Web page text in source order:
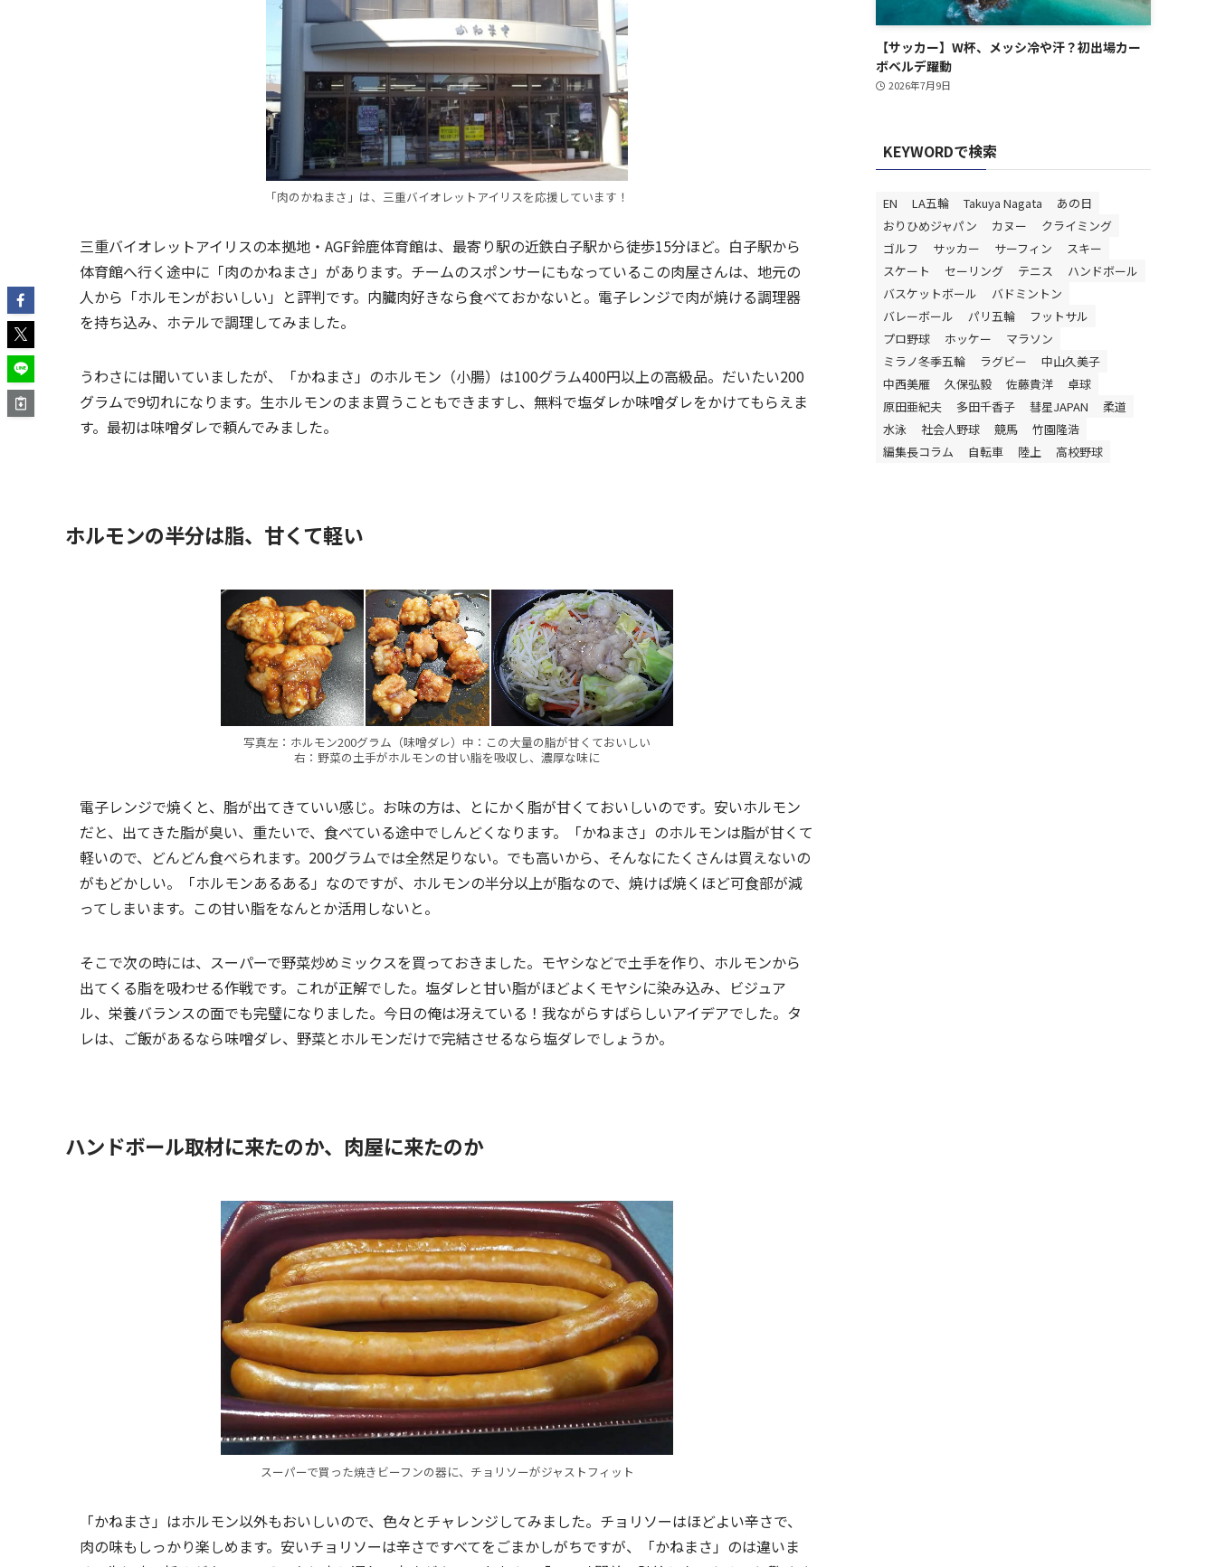
「肉のかねまさ」は、三重バイオレットアイリスを応援しています！
三重バイオレットアイリスの本拠地・AGF鈴鹿体育館は、最寄り駅の近鉄白子駅から徒歩15分ほど。白子駅から
体育館へ行く途中に「肉のかねまさ」があります。チームのスポンサーにもなっているこの肉屋さんは、地元の
人から「ホルモンがおいしい」と評判です。内臓肉好きなら食べておかないと。電子レンジで肉が焼ける調理器
を持ち込み、ホテルで調理してみました。
うわさには聞いていましたが、「かねまさ」のホルモン（小腸）は100グラム400円以上の高級品。だいたい200
グラムで9切れになります。生ホルモンのまま買うこともできますし、無料で塩ダレか味噌ダレをかけてもらえま
す。最初は味噌ダレで頼んでみました。
ホルモンの半分は脂、甘くて軽い
写真左：ホルモン200グラム（味噌ダレ）中：この大量の脂が甘くておいしい
右：野菜の土手がホルモンの甘い脂を吸収し、濃厚な味に
電子レンジで焼くと、脂が出てきていい感じ。お味の方は、とにかく脂が甘くておいしいのです。安いホルモン
だと、出てきた脂が臭い、重たいで、食べている途中でしんどくなります。「かねまさ」のホルモンは脂が甘くて
軽いので、どんどん食べられます。200グラムでは全然足りない。でも高いから、そんなにたくさんは買えないの
がもどかしい。「ホルモンあるある」なのですが、ホルモンの半分以上が脂なので、焼けば焼くほど可食部が減
ってしまいます。この甘い脂をなんとか活用しないと。
そこで次の時には、スーパーで野菜炒めミックスを買っておきました。モヤシなどで土手を作り、ホルモンから
出てくる脂を吸わせる作戦です。これが正解でした。塩ダレと甘い脂がほどよくモヤシに染み込み、ビジュア
ル、栄養バランスの面でも完璧になりました。今日の俺は冴えている！我ながらすばらしいアイデアでした。タ
レは、ご飯があるなら味噌ダレ、野菜とホルモンだけで完結させるなら塩ダレでしょうか。
ハンドボール取材に来たのか、肉屋に来たのか
スーパーで買った焼きビーフンの器に、チョリソーがジャストフィット
「かねまさ」はホルモン以外もおいしいので、色々とチャレンジしてみました。チョリソーはほどよい辛さで、
肉の味もしっかり楽しめます。安いチョリソーは辛さですべてをごまかしがちですが、「かねまさ」のは違いま
【サッカー】W杯、メッシ冷や汗？初出場カー
ボベルデ躍動
2026年7月9日
KEYWORDで検索
EN LA五輪 Takuya Nagata
あの日
おりひめジャパン
カヌー
クライミング
ゴルフ
サッカー サーフィン
スキー
スケート
セーリング テニス
ハンドボール
バスケットボール
バドミントン
バレーボール
パリ五輪
フットサル
プロ野球
ホッケー
マラソン
ミラノ冬季五輪
ラグビー
中山久美子
中西美雁
久保弘毅 佐藤貴洋
卓球
原田亜紀夫
多田千香子 彗星JAPAN
柔道
水泳
社会人野球 競馬
竹園隆浩
編集長コラム
自転車 陸上 高校野球